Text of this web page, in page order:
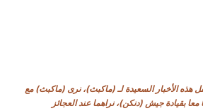
الأخبار السعيدة لـ (ماكبث)، نرى (ماكبث) مع
معا بقيادة جيش (دنكن)، نراهما عند العجائز